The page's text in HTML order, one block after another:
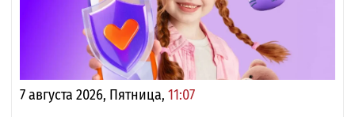
7 августа 2026, Пятница, 11:07